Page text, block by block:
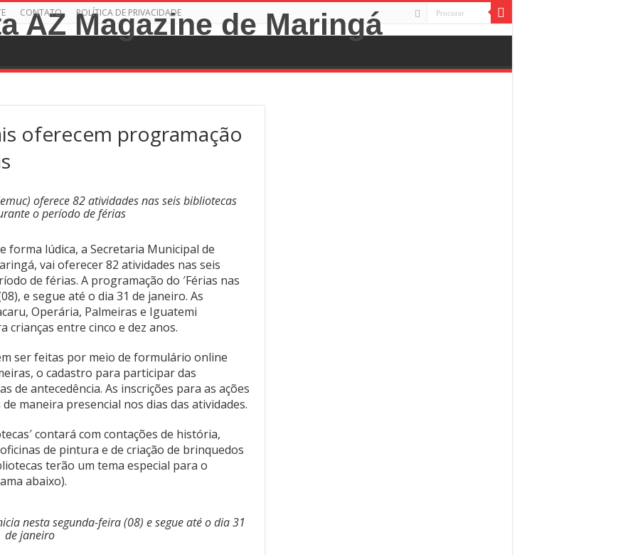
CONTATO POLÍTICA DE PRIVACIDADE
oferecem programação
oferece 82 atividades nas seis bibliotecas
o período de férias
forma lúdica, a Secretaria Municipal de
vai oferecer 82 atividades nas seis
de férias. A programação do ′Férias nas
e segue até o dia 31 de janeiro. As
Operária, Palmeiras e Iguatemi
crianças entre cinco e dez anos.
ser feitas por meio de formulário online
o cadastro para participar das
de antecedência. As inscrições para as ações
maneira presencial nos dias das atividades.
contará com contações de história,
de pintura e de criação de brinquedos
terão um tema especial para o
abaixo).
nesta segunda-feira (08) e segue até o dia 31
de janeiro